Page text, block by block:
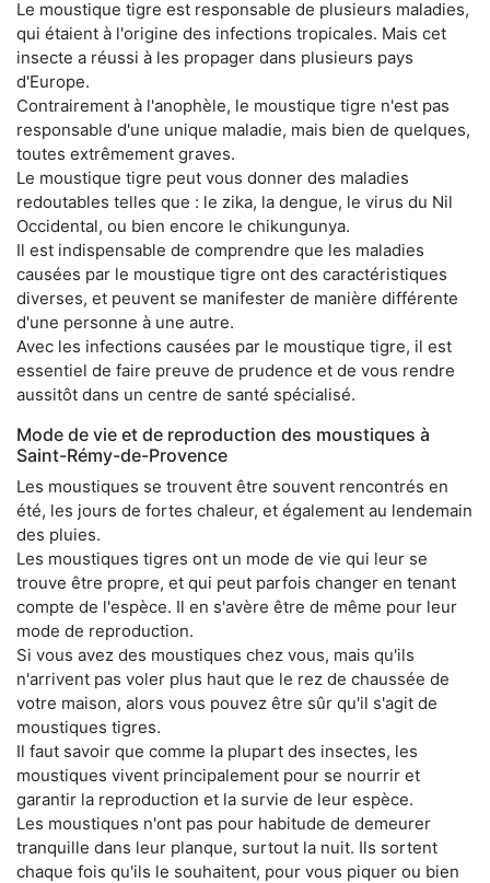
Le moustique tigre est responsable de plusieurs maladies,
qui étaient à l'origine des infections tropicales. Mais cet
insecte a réussi à les propager dans plusieurs pays
d'Europe.
Contrairement à l'anophèle, le moustique tigre n'est pas
responsable d'une unique maladie, mais bien de quelques,
toutes extrêmement graves.
Le moustique tigre peut vous donner des maladies
redoutables telles que : le zika, la dengue, le virus du Nil
Occidental, ou bien encore le chikungunya.
Il est indispensable de comprendre que les maladies
causées par le moustique tigre ont des caractéristiques
diverses, et peuvent se manifester de manière différente
d'une personne à une autre.
Avec les infections causées par le moustique tigre, il est
essentiel de faire preuve de prudence et de vous rendre
aussitôt dans un centre de santé spécialisé.
Mode de vie et de reproduction des moustiques à
Saint-Rémy-de-Provence
Les moustiques se trouvent être souvent rencontrés en
été, les jours de fortes chaleur, et également au lendemain
des pluies.
Les moustiques tigres ont un mode de vie qui leur se
trouve être propre, et qui peut parfois changer en tenant
compte de l'espèce. Il en s'avère être de même pour leur
mode de reproduction.
Si vous avez des moustiques chez vous, mais qu'ils
n'arrivent pas voler plus haut que le rez de chaussée de
votre maison, alors vous pouvez être sûr qu'il s'agit de
moustiques tigres.
Il faut savoir que comme la plupart des insectes, les
moustiques vivent principalement pour se nourrir et
garantir la reproduction et la survie de leur espèce.
Les moustiques n'ont pas pour habitude de demeurer
tranquille dans leur planque, surtout la nuit. Ils sortent
chaque fois qu'ils le souhaitent, pour vous piquer ou bien